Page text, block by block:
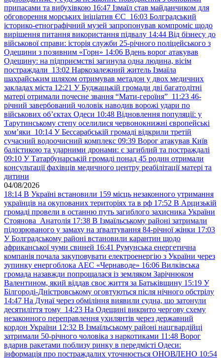
припасами та вибухівкою 16:47 Ізмаїл став майданчиком для
обговорення морських ініціатив ЄС 16:03 Болградський
історико-етнографічний музей запропонував компроміс щодо
вирішення питання використання підвалу 14:44 Від бізнесу до
військової справи: історія служби 25-річного поліцейського з
Одещини з позивним «Горн» 14:06 Вдень ворог атакував
Одещину: на підприємстві загинула одна людина, вісім
постраждали 13:02 Наркозалежний житель Ізмаїла
шахрайським шляхом отримував метадон у двох медичних
закладах міста 12:21 У Буджацькій громади дві багатодітні
матері отримали почесне звання “Мати-героїня” 11:23 46-
річний завербований чоловік наводив ворожі удари по
військових обʼєктах Одеси 10:48 Відновлення популяції: у
Тарутинському степу оселилися червонокнижні європейські
хом’яки 10:14 У Бессарабській громаді відкрили третій
сучасний водоочисний комплекс 09:39 Ворог атакував Київ
балістикою та ударними дронами: є загиблий та постраждалі
09:10 У Татарбунарській громаді понад 45 родин отримали
консультації фахівців медичного центру реабілітації матері та
дитини
04/08/2026
18:14 В Україні встановили 159 місць незаконного утримання
українців на окупованих територіях та в рф 17:52 В Арцизькій
громаді провели в останню путь загиблого захисника України
Стоянова Анатолія 17:38 В Ізмаїльському районі затримали
підозрюваного у замаху на зґвалтування 84-річної жінки 17:03
У Болградському районі встановили карантин щодо
африканської чуми свиней 16:41 Румунська енергетична
компанія почала закуповувати електроенергію з України через
зупинку енергоблока АЕС «Чернаводе» 16:06 Вилківська
громада назавжди попрощалася із земляком Зарічнюком
Валентином, який віддав своє життя за Батьківщину 15:19 У
Білгороді-Дністровському оговтуються після нічного обстрілу
14:47 На Дунаї через обміління виявили судна, що затонули
десятиліття тому 14:23 На Одещині викрито чергову схему
незаконного переправлення ухилянтів через державний
кордон України 12:32 В Ізмаїльському районі нацгвардійці
затримали 50-річного чоловіка з наркотиками 11:48 Ворог
вдарив ракетами поблизу ринку в передмісті Одеси:
інформація про постраждалих уточнюється ОНОВЛЕНО 10:54